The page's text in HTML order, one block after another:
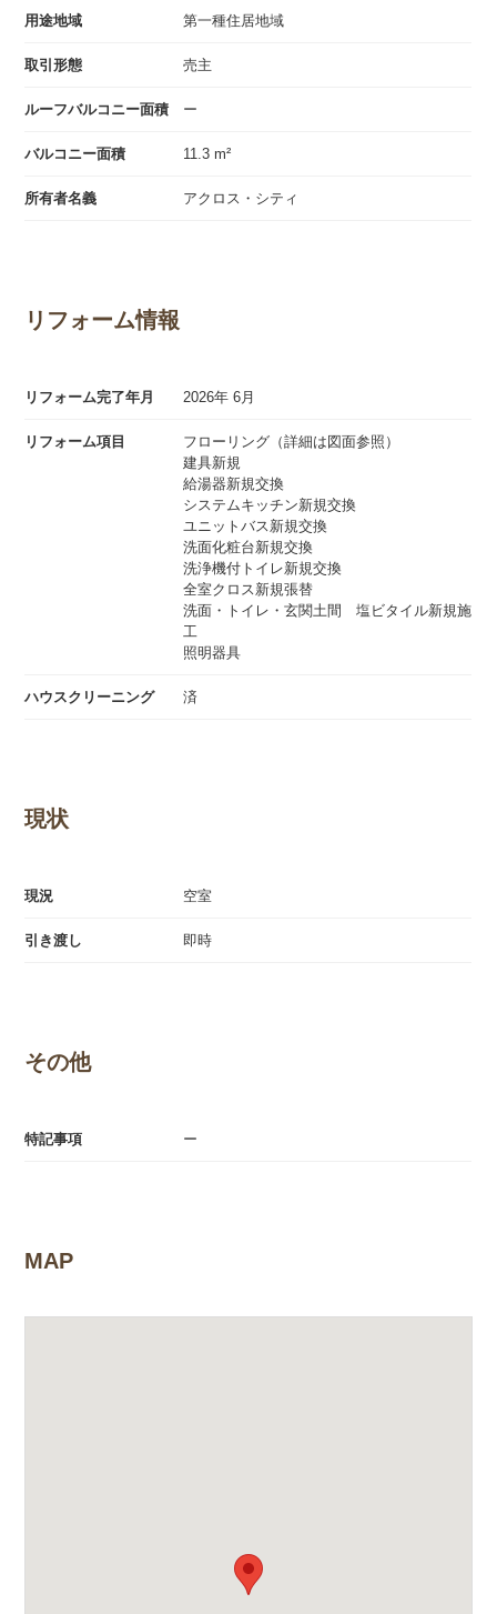
用途地域 第一種住居地域
取引形態 売主
ルーフバルコニー面積 ー
バルコニー面積 11.3 m²
所有者名義 アクロス・シティ
リフォーム情報
リフォーム完了年月 2026年 6月
リフォーム項目
フローリング（詳細は図面参照）
建具新規
給湯器新規交換
システムキッチン新規交換
ユニットバス新規交換
洗面化粧台新規交換
洗浄機付トイレ新規交換
全室クロス新規張替
洗面・トイレ・玄関土間 塩ビタイル新規施
工
照明器具
ハウスクリーニング 済
現状
現況 空室
引き渡し 即時
その他
特記事項 ー
MAP